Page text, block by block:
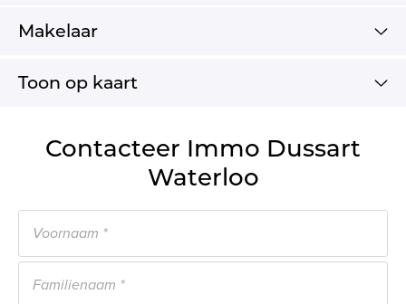
Makelaar
Toon op kaart
Contacteer Immo Dussart
Waterloo